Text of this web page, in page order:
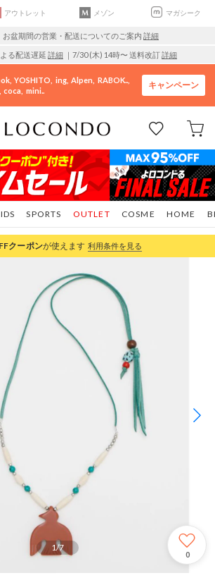
アウトレット メゾン マガシーク
お盆期間の営業・配送についてのご案内 詳細
る配送遅延 詳細 ｜7/30 (木) 14時〜 送料改訂詳細
YOSHITO ing Alpen
RABOK..
coca mini..
キャンペーン
SPORTS COSME HOME
OUTLET
クーポンが使えます 利用条件を見る
1/7
0